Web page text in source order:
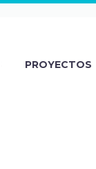
PROYECTOS